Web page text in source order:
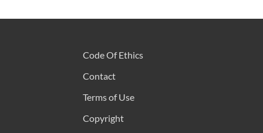
Code Of Ethics
Contact
Terms of Use
Copyright